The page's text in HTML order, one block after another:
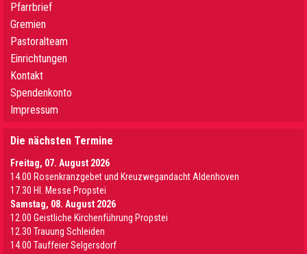
Pfarrbrief
Gremien
Pastoralteam
Einrichtungen
Kontakt
Spendenkonto
Impressum
Die nächsten Termine
Freitag, 07. August 2026
14.00 Rosenkranzgebet und Kreuzwegandacht Aldenhoven
17.30 Hl. Messe Propstei
Samstag, 08. August 2026
12.00 Geistliche Kirchenführung Propstei
12.30 Trauung Schleiden
14.00 Tauffeier Selgersdorf